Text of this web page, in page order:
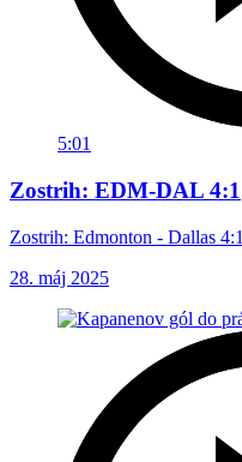
5:01
Zostrih: EDM-DAL 4:1
Zostrih: Edmonton - Dallas 4:1
28. máj 2025